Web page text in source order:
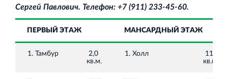
Испытательный комплекс ПКТИ
Многофункцинальный испытательный комплекс
Сергей Павлович. Телефон: +7 (911) 233‐45‐60.
ПЕРВЫЙ ЭТАЖ МАНСАРДНЫЙ ЭТАЖ
1. Тамбур
2,0
кв.м.
1. Холл
11,5
кв.м.